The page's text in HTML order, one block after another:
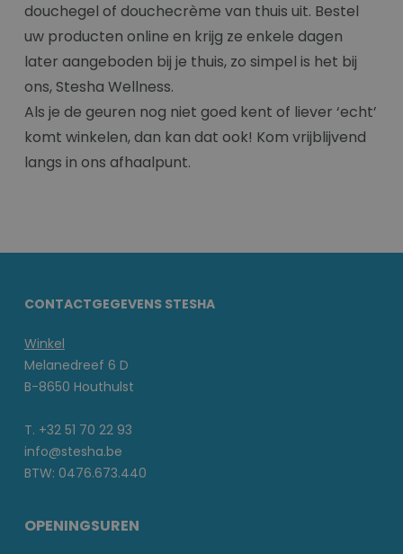
douchegel of douchecrème van thuis uit. Bestel
uw producten online en krijg ze enkele dagen
later aangeboden bij je thuis, zo simpel is het bij
ons, Stesha Wellness.
Als je de geuren nog niet goed kent of liever ‘echt’
komt winkelen, dan kan dat ook! Kom vrijblijvend
langs in ons afhaalpunt.
CONTACTGEGEVENS STESHA
Winkel
Melanedreef 6 D
B-8650 Houthulst
T. +32 51 70 22 93
info@stesha.be
BTW: 0476.673.440
OPENINGSUREN